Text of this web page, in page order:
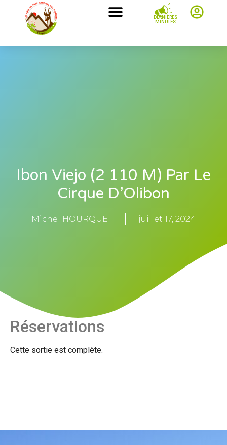
DERNIÈRES
MINUTES
Ibon Viejo (2 110 M) Par Le
Cirque D’Olibon
Michel HOURQUET juillet 17, 2024
Réservations
Cette sortie est complète.